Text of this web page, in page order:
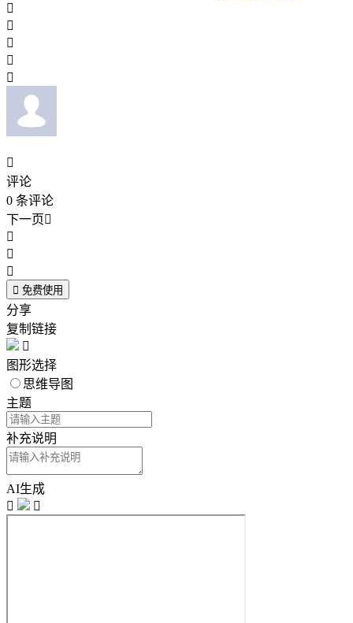






评论
0 条评论
下一页



 免费使用
分享
复制链接

图形选择
思维导图
主题
补充说明
AI生成

